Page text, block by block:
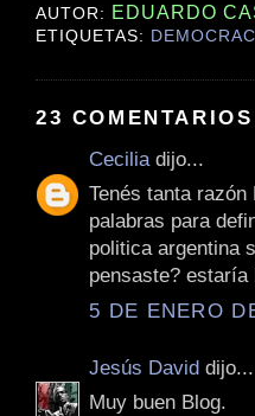
AUTOR: EDUARDO
ETIQUETAS:
23
Cecilia dijo...
Tenés tanta
palabras para
politica argentina
pensaste? estaría
5 DE ENERO
Jesús David dijo...
Muy buen Blog.